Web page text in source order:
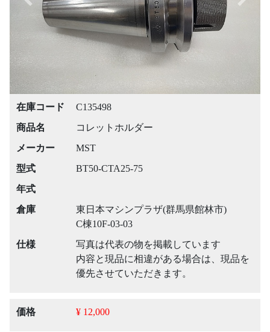
Previous Next
在庫コード
C135498
商品名
コレットホルダー
メーカー
MST
型式
BT50-CTA25-75
年式
倉庫
東日本マシンプラザ(群馬県館林市)
C棟10F-03-03
仕様
写真は代表の物を掲載しています
内容と現品に相違がある場合は、現品を
優先させていただきます。
価格 ¥ 12,000